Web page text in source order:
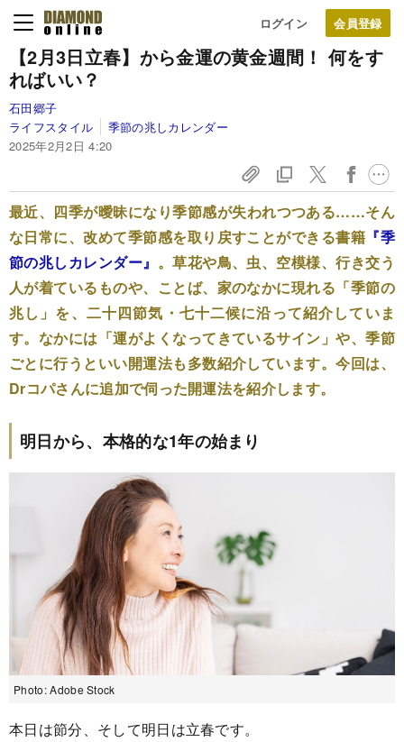
ログイン
【2月3日立春】から金運の黄金週間！ 何をす
ればいい？
石田郷子
ライフスタイル
季節の兆しカレンダー
2025年2月2日 4:20
最近、四季が曖昧になり季節感が失われつつある……そん
な日常に、改めて季節感を取り戻すことができる書籍 『季
節の兆しカレンダー』 。草花や鳥、虫、空模様、行き交う
人が着ているものや、ことば、家のなかに現れる「季節の
兆し」を、二十四節気・七十二候に沿って紹介していま
す。なかには「運がよくなってきているサイン」や、季節
ごとに行うといい開運法も多数紹介しています。今回は、
Drコパさんに追加で伺った開運法を紹介します。
明日から、本格的な1年の始まり
Photo: Adobe Stock
本日は節分、そして明日は立春です。